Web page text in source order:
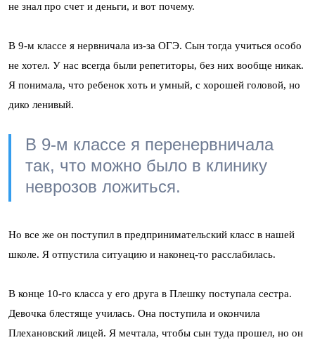
не знал про счет и деньги, и вот почему.
В 9-м классе я нервничала из-за ОГЭ. Сын тогда учиться особо
не хотел. У нас всегда были репетиторы, без них вообще никак.
Я понимала, что ребенок хоть и умный, с хорошей головой, но
дико ленивый.
В 9-м классе я перенервничала
так, что можно было в клинику
неврозов ложиться.
Но все же он поступил в предпринимательский класс в нашей
школе. Я отпустила ситуацию и наконец-то расслабилась.
В конце 10-го класса у его друга в Плешку поступала сестра.
Девочка блестяще училась. Она поступила и окончила
Плехановский лицей. Я мечтала, чтобы сын туда прошел, но он